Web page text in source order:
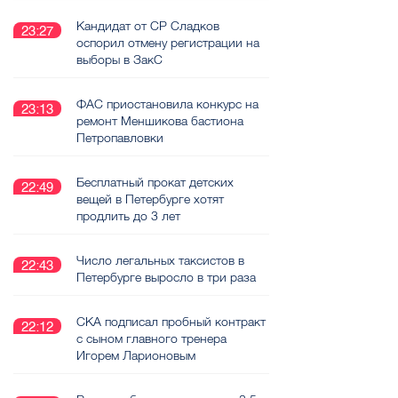
23:27
Кандидат от СР Сладков
оспорил отмену регистрации на
выборы в ЗакС
23:13
ФАС приостановила конкурс на
ремонт Меншикова бастиона
Петропавловки
22:49
Бесплатный прокат детских
вещей в Петербурге хотят
продлить до 3 лет
22:43
Число легальных таксистов в
Петербурге выросло в три раза
22:12
СКА подписал пробный контракт
с сыном главного тренера
Игорем Ларионовым